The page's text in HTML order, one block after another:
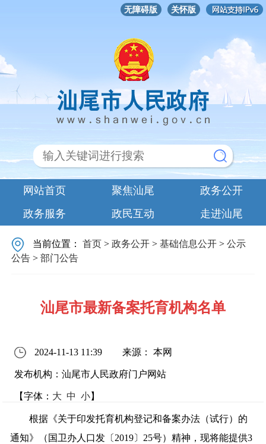
无障碍版 关怀版
网站首页 聚焦汕尾
政务公开
政务服务
政民互动 走进汕尾
当前位置：首页 >政务公开 >基础信息公开 >公示
公告 >部门公告
汕尾市最新备案托育机构名单
2024-11-13 11:39 来源： 本网
发布机构：汕尾市人民政府门户网站
【字体： 大 中 小】
根据《关于印发托育机构登记和备案办法（试行）的
通知》（国卫办人口发〔2019〕25号）精神，现将能提供3